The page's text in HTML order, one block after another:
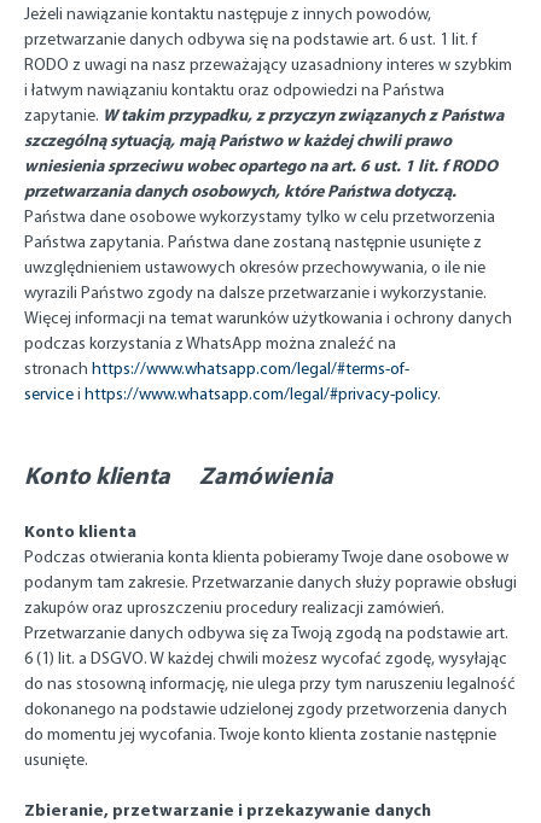
Jeżeli nawiązanie kontaktu następuje z innych powodów,
przetwarzanie danych odbywa się na podstawie art. 6 ust. 1 lit. f
RODO z uwagi na nasz przeważający uzasadniony interes w szybkim
i łatwym nawiązaniu kontaktu oraz odpowiedzi na Państwa
zapytanie. W takim przypadku, z przyczyn związanych z Państwa
szczególną sytuacją, mają Państwo w każdej chwili prawo
wniesienia sprzeciwu wobec opartego na art. 6 ust. 1 lit. f RODO
przetwarzania danych osobowych, które Państwa dotyczą.
Państwa dane osobowe wykorzystamy tylko w celu przetworzenia
Państwa zapytania. Państwa dane zostaną następnie usunięte z
uwzględnieniem ustawowych okresów przechowywania, o ile nie
wyrazili Państwo zgody na dalsze przetwarzanie i wykorzystanie.
Więcej informacji na temat warunków użytkowania i ochrony danych
podczas korzystania z WhatsApp można znaleźć na
stronach https://www.whatsapp.com/legal/#terms-of-
servicei https://www.whatsapp.com/legal/#privacy-policy.
Konto klienta Zamówienia
Konto klienta
Podczas otwierania konta klienta pobieramy Twoje dane osobowe w
podanym tam zakresie. Przetwarzanie danych służy poprawie obsługi
zakupów oraz uproszczeniu procedury realizacji zamówień.
Przetwarzanie danych odbywa się za Twoją zgodą na podstawie art.
6 (1) lit. a DSGVO. W każdej chwili możesz wycofać zgodę, wysyłając
do nas stosowną informację, nie ulega przy tym naruszeniu legalność
dokonanego na podstawie udzielonej zgody przetworzenia danych
do momentu jej wycofania. Twoje konto klienta zostanie następnie
usunięte.
Zbieranie, przetwarzanie i przekazywanie danych